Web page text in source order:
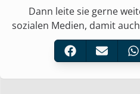
Dann leite sie gerne
sozialen Medien, damit